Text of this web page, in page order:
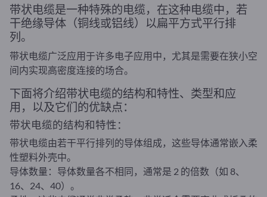
带状电缆是一种特殊的电缆，在这种电缆中，若
干绝缘导体（铜线或铝线）以扁平方式平行排
列。
带状电缆广泛应用于许多电子应用中，尤其是需要在狭小空
间内实现高密度连接的场合。
下面将介绍带状电缆的结构和特性、类型和应
用，以及它们的优缺点：
带状电缆的结构和特性：
带状电缆由若干平行排列的导体组成，这些导体通常嵌入柔
性塑料外壳中。
导体数量：导体数量各不相同，通常是 2 的倍数（如 8、
16、24、40）。